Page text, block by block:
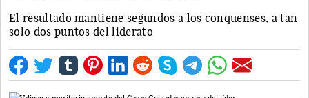
El resultado mantiene segundos a los conquenses, a tan
solo dos puntos del liderato